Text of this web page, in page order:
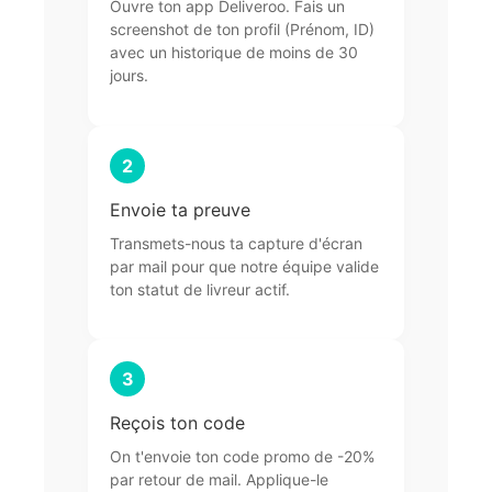
Ouvre ton app Deliveroo. Fais un
screenshot de ton profil (Prénom, ID)
avec un historique de moins de 30
jours.
2
Envoie ta preuve
Transmets-nous ta capture d'écran
par mail pour que notre équipe valide
ton statut de livreur actif.
3
Reçois ton code
On t'envoie ton code promo de -20%
par retour de mail. Applique-le